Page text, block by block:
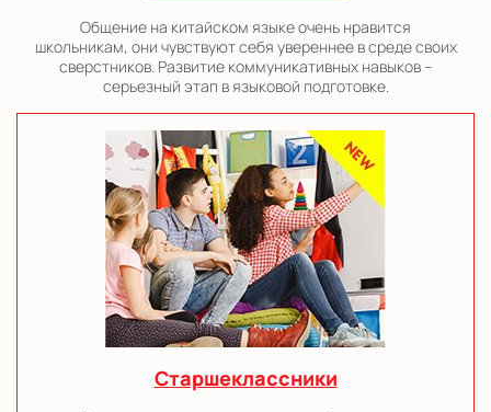
Общение на китайском языке очень нравится
школьникам, они чувствуют себя увереннее в среде своих
сверстников. Развитие коммуникативных навыков –
серьезный этап в языковой подготовке.
Старшеклассники